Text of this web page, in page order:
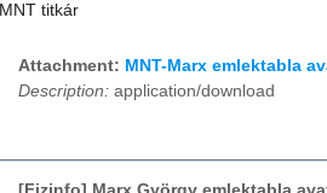
MNT titkár
Attachment: MNT-Marx emlektabla
Description: application/download